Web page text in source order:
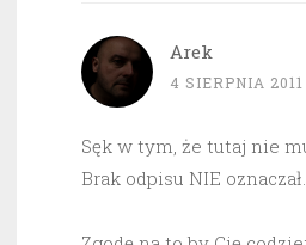
Arek
4 SIERPNIA 2011
Sęk w tym, że tutaj nie
Brak odpisu NIE